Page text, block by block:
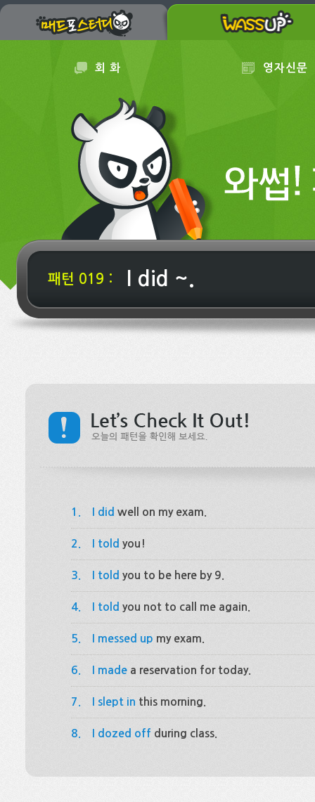
회 화 영자신문
패턴 019 : I did ~.
1. I did well on my exam.
2. I told you!
3. I told you to be here by 9.
4. I told you not to call me again.
5. I messed up my exam.
6. I made a reservation for today.
7. I slept in this morning.
8. I dozed off during class.